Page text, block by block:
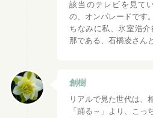
該当のテレビを見て
の、オンパレードです。
ちなみに私、氷室浩
那である、石橋凌さん
創樹
リアルで見た世代は、
「踊る～」より、こっ